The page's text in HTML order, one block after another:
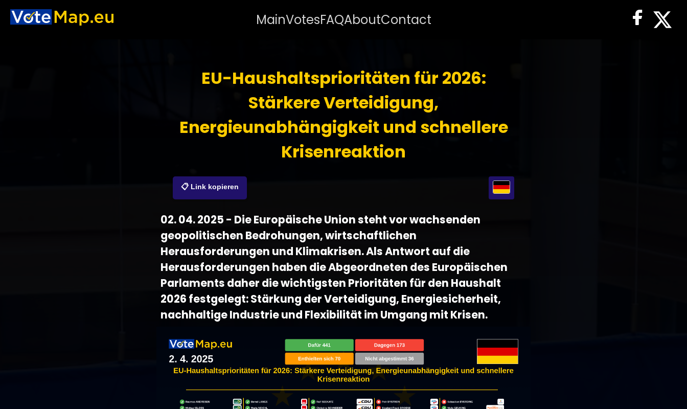
MainVotesFAQAboutContact
EU-Haushaltsprioritäten für 2026:
Stärkere Verteidigung,
Energieunabhängigkeit und schnellere
Krisenreaktion
📋 Link kopieren
02. 04. 2025 - Die Europäische Union steht vor wachsenden
geopolitischen Bedrohungen, wirtschaftlichen
Herausforderungen und Klimakrisen. Als Antwort auf die
Herausforderungen haben die Abgeordneten des Europäischen
Parlaments daher die wichtigsten Prioritäten für den Haushalt
2026 festgelegt: Stärkung der Verteidigung, Energiesicherheit,
nachhaltige Industrie und Flexibilität im Umgang mit Krisen.